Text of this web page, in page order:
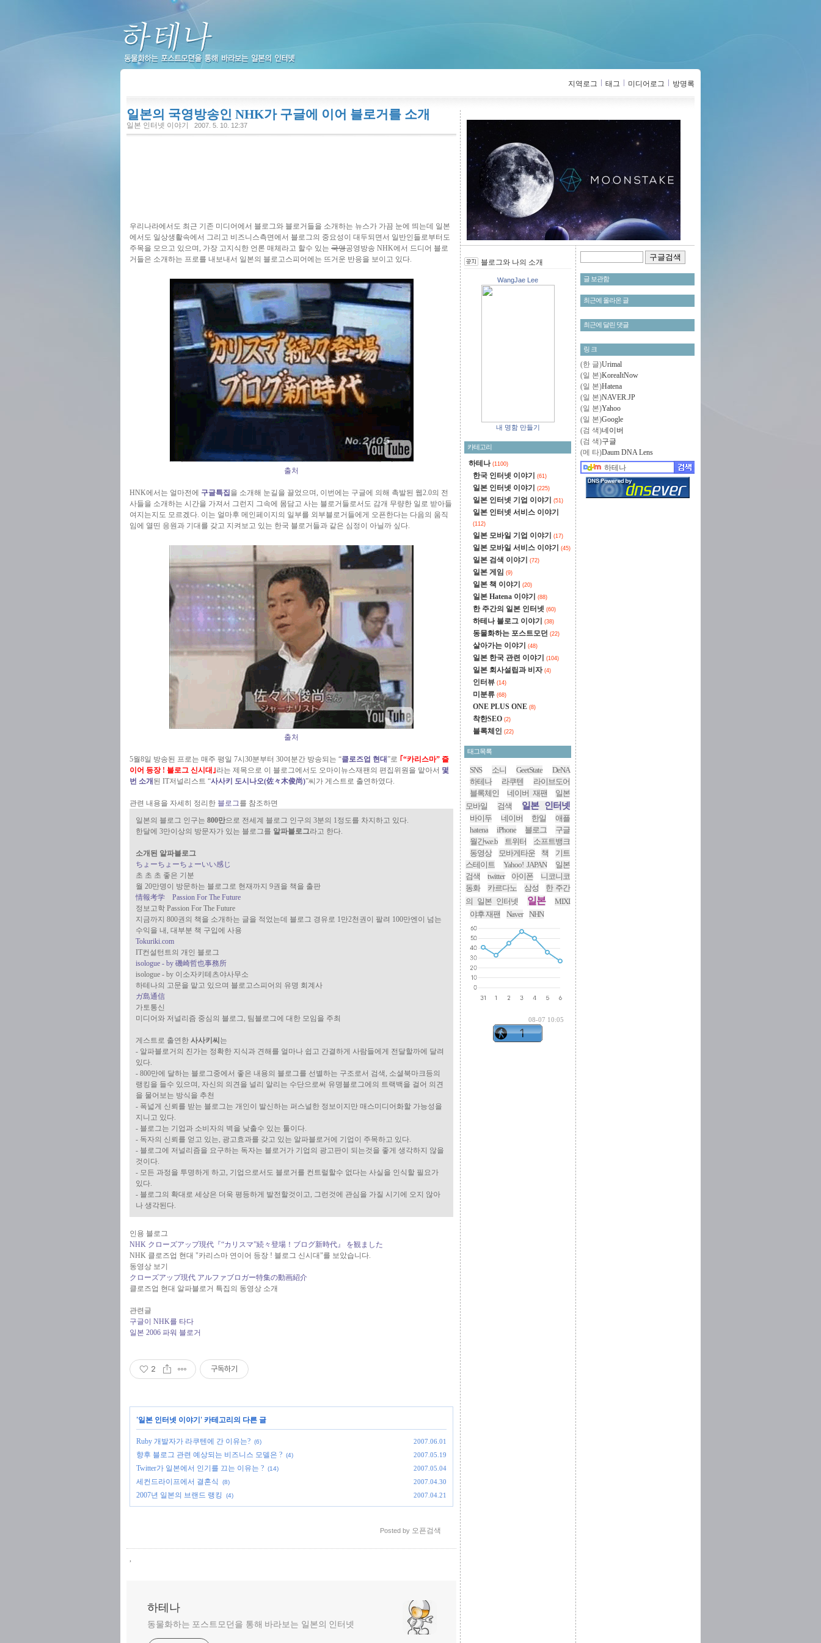
지역로그 태그 미디어로그 방명록
일본의 국영방송인 NHK가 구글에 이어 블로거를 소개
일본 인터넷 이야기 2007. 5. 10. 12:37
우리나라에서도 최근 기존 미디어에서 블로그와 블로거들을 소개하는 뉴스가 가끔 눈에 띄는데 일본
에서도 일상생활속에서 그리고 비즈니스측면에서 블로그의 중요성이 대두되면서 일반인들로부터도
주목을 모으고 있으며, 가장 고지식한 언론 매체라고 할수 있는 국영공영방송 NHK에서 드디어 블로
거들은 소개하는 프로를 내보내서 일본의 블로고스피어에는 뜨거운 반응을 보이고 있다.
출처
HNK에서는 얼마전에 구글특집 을 소개해 눈길을 끌었으며, 이번에는 구글에 의해 촉발된 웹2.0의 전
사들을 소개하는 시간을 가져서 그런지 그속에 몸담고 사는 블로거들로서도 감개 무량한 일로 받아들
여지는지도 모르겠다. 이는 얼마후 메인페이지의 일부를 외부블로거들에게 오픈한다는 다음의 움직
임에 열띤 응원과 기대를 갖고 지켜보고 있는 한국 블로거들과 같은 심정이 아닐까 싶다.
출처
5월8일 방송된 프로는 매주 평일 7시30분부터 30여분간 방송되는 “클로즈업 현대”로 ｢“카리스마” 즐
이어 등장 ! 블로그 신시대｣라는 제목으로 이 블로그에서도 오마이뉴스재팬의 편집위원을 맡아서 몇
번 소개 된 IT저널리스트 “사사키 도시나오(佐々木俊尚)”씨가 게스트로 출연하였다.
관련 내용을 자세히 정리한 블로그를 참조하면
일본의 블로그 인구는 800만으로 전세계 블로그 인구의 3분의 1정도를 차지하고 있다.
한달에 3만이상의 방문자가 있는 블로그를 알파블로그라고 한다.
소개된 알파블로그
ちょーちょーちょーいい感じ
초 초 초 좋은 기분
월 20만명이 방문하는 블로그로 현재까지 9권을 책을 출판
情報考学 Passion For The Future
정보고학 Passion For The Future
지금까지 800권의 책을 소개하는 글을 적었는데 블로그 경유로 1만2천권이 팔려 100만엔이 넘는
수익을 내, 대부분 책 구입에 사용
Tokuriki.com
IT컨설턴트의 개인 블로그
isologue - by 磯崎哲也事務所
isologue - by 이소자키테츠야사무소
하테나의 고문을 맡고 있으며 블로고스피어의 유명 회계사
ガ島通信
가토통신
미디어와 저널리즘 중심의 블로그, 팀블로그에 대한 모임을 주최
게스트로 출연한 사사키씨 는
- 알파블로거의 진가는 정확한 지식과 견해를 얼마나 쉽고 간결하게 사람들에게 전달할까에 달려
있다.
- 800만에 달하는 블로그중에서 좋은 내용의 블로그를 선별하는 구조로서 검색, 소셜북마크등의
랭킹을 들수 있으며, 자신의 의견을 널리 알리는 수단으로써 유명블로그에의 트랙백을 걸어 의견
을 물어보는 방식을 추천
- 폭넓게 신뢰를 받는 블로그는 개인이 발신하는 퍼스널한 정보이지만 매스미디어화할 가능성을
지니고 있다.
- 블로그는 기업과 소비자의 벽을 낮출수 있는 툴이다.
- 독자의 신뢰를 얻고 있는, 광고효과를 갖고 있는 알파블로거에 기업이 주목하고 있다.
- 블로그에 저널리즘을 요구하는 독자는 블로거가 기업의 광고판이 되는것을 좋게 생각하지 않을
것이다.
- 모든 과정을 투명하게 하고, 기업으로서도 블로거를 컨트럴할수 없다는 사실을 인식할 필요가
있다.
- 블로그의 확대로 세상은 더욱 평등하게 발전할것이고, 그런것에 관심을 가질 시기에 오지 않아
나 생각된다.
인용 블로그
NHK クローズアップ現代『“カリスマ”続々登場！ブログ新時代』 を観ました
NHK 클로즈업 현대 "카리스마 연이어 등장 ! 블로그 신시대"를 보았습니다.
동영상 보기
クローズアップ現代 アルファブロガー特集の動画紹介
클로즈업 현대 알파블로거 특집의 동영상 소개
관련글
구글이 NHK를 타다
일본 2006 파워 블로거
2 구독하기
'일본 인터넷 이야기 ' 카테고리의 다른 글
Ruby 개발자가 라쿠텐에 간 이유는? (6) 2007.06.01
향후 블로그 관련 예상되는 비즈니스 모델은 ? (4) 2007.05.19
Twitter가 일본에서 인기를 끄는 이유는 ? (14) 2007.05.04
세컨드라이프에서 결혼식 (8) 2007.04.30
2007년 일본의 브랜드 랭킹 (4) 2007.04.21
Posted by 오픈검색
,
하테나
동물화하는 포스트모던을 통해 바라보는 일본의 인터넷
글 보관함
최근에 올라온 글
최근에 달린 댓글
링 크
(한 글)Urimal
(일 본)KoreaItNow
(일 본)Hatena
(일 본)NAVER.JP
(일 본)Yahoo
(일 본)Google
(검 색)네이버
(검 색)구글
(메 타)Daum DNA Lens
블로그와 나의 소개
WangJae Lee
내 명함 만들기
카테고리
하테나 (1100)
한국 인터넷 이야기 (61)
일본 인터넷 이야기 (225)
일본 인터넷 기업 이야기 (51)
일본 인터넷 서비스 이야기
(112)
일본 모바일 기업 이야기 (17)
일본 모바일 서비스 이야기 (45)
일본 검색 이야기 (72)
일본 게임 (9)
일본 책 이야기 (20)
일본 Hatena 이야기 (88)
한 주간의 일본 인터넷 (60)
하테나 블로그 이야기 (38)
동물화하는 포스트모던 (22)
살아가는 이야기 (48)
일본 한국 관련 이야기 (104)
일본 회사설립과 비자 (4)
인터뷰 (14)
미분류 (68)
ONE PLUS ONE (8)
착한SEO (2)
블록체인 (22)
태그목록
SNS 소니 GeetState
DeNA
하테나
라쿠텐
라이브도어
블록체인
네이버 재팬
일본
모바일
검색 일본 인터넷
바이두 네이버 한일
애플
hatena
iPhone 블로그
구글
월간w.e.b
트위터
소프트뱅크
동영상
모바게타운 책
기트
스테이트
Yahoo! JAPAN
일본
검색
twitter 아이폰
니코니코
동화
카르다노 삼성
한 주간
의 일본 인터넷
일본
MIXI
야후 재팬
Naver NHN
08-07 10:05